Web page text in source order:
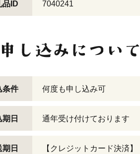
品ID 7040241
条件 何度も申し込み可
期日 通年受け付けております
日
【クレジットカード決済】